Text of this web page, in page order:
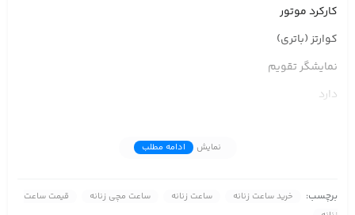
کارکرد موتور
کوارتز (باتری)
نمایشگر تقویم
دارد
32 میلیمتر, 40 میلیمتر
نمایش ادامه مطلب
برچسب: خرید ساعت زنانه ساعت زنانه ساعت مچی زنانه
قیمت ساعت